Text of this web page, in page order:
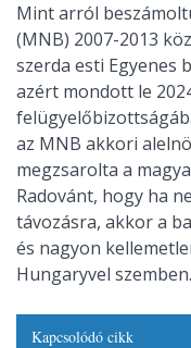
Mint arról
(MNB) 2007-2013
szerda esti Egyenes
azért mondott le
az MNB akkori
megzsarolta a
Radovánt, hogy ha
távozásra, akkor a
és nagyon
Hungaryvel szemben.
Kapcsolódó cikk